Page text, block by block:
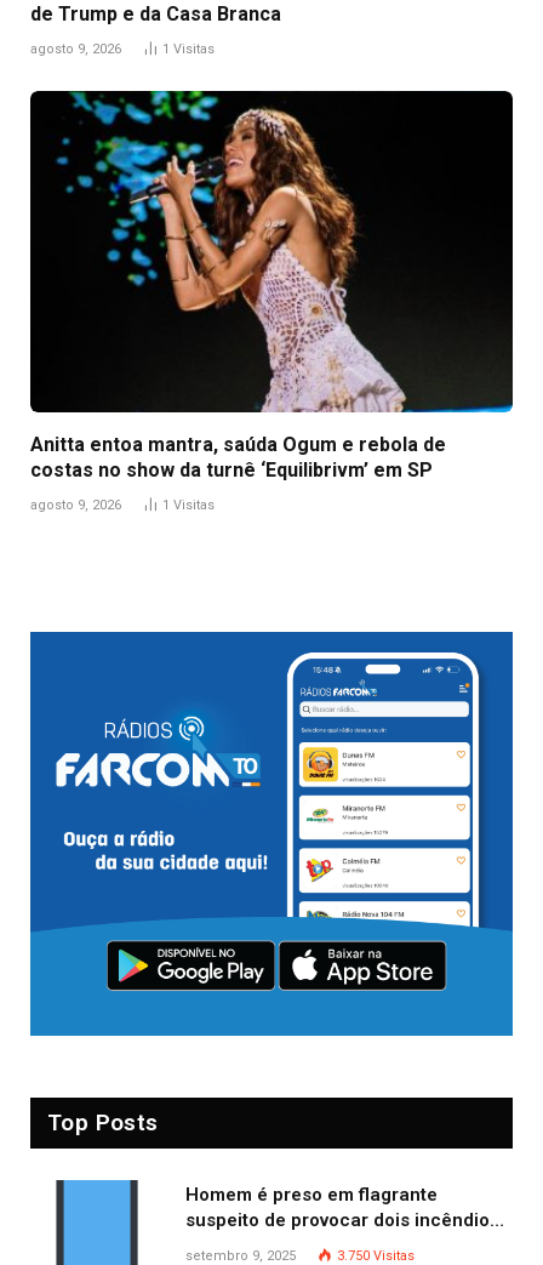
de Trump e da Casa Branca
agosto 9, 2026 1 Visitas
Anitta entoa mantra, saúda Ogum e rebola de
costas no show da turnê ‘Equilibrivm’ em SP
agosto 9, 2026 1 Visitas
Top Posts
Homem é preso em flagrante
suspeito de provocar dois incêndios
criminosos no mesmo dia
setembro 9, 2025 3.750 Visitas